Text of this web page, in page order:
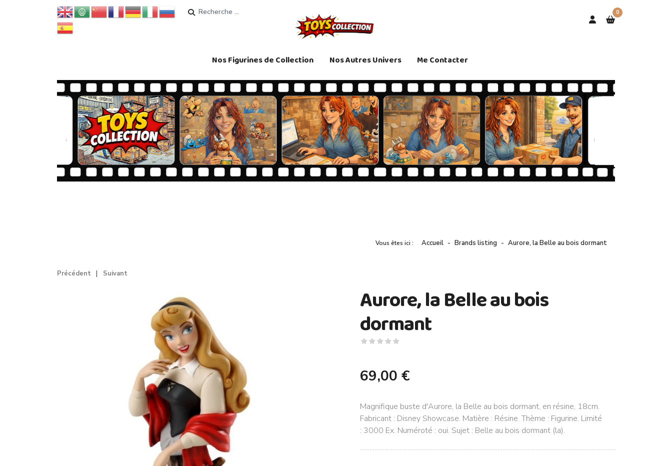
Rechercher 0
Nos Figurines de Collection Nos Autres Univers Me Contacter
Vous êtes ici : Accueil Brands listing Aurore, la Belle au bois dormant
Précédent Suivant
Aurore, la Belle au bois
dormant
69,00 €
Magnifique buste d'Aurore, la Belle au bois dormant, en résine, 18cm.
Fabricant : Disney Showcase. Matière : Résine. Thème : Figurine. Limité
: 3000 Ex. Numéroté : oui. Sujet : Belle au bois dormant (la).